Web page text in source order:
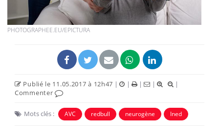
PHOTOGRAPHEE.EU/EPICTURA
Publié le 11.05.2017 à 12h47 | | | |
|
Commenter
Mots clés : AVC redbull neurogène Ined